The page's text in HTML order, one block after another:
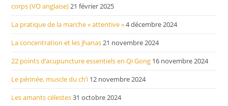
corps (VO anglaise)21 février 2025
La pratique de la marche « attentive »4 décembre 2024
La concentration et les jhanas21 novembre 2024
22 points d’acupuncture essentiels en Qi Gong 16 novembre 2024
Le périnée, muscle du ch’i 12 novembre 2024
Les amants célestes31 octobre 2024